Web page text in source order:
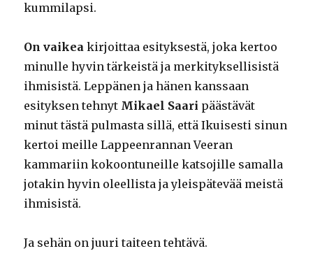
kummilapsi.
On vaikea kirjoittaa esityksestä, joka kertoo
minulle hyvin tärkeistä ja merkityksellisistä
ihmisistä. Leppänen ja hänen kanssaan
esityksen tehnyt Mikael Saari päästävät
minut tästä pulmasta sillä, että Ikuisesti sinun
kertoi meille Lappeenrannan Veeran
kammariin kokoontuneille katsojille samalla
jotakin hyvin oleellista ja yleispätevää meistä
ihmisistä.
Ja sehän on juuri taiteen tehtävä.